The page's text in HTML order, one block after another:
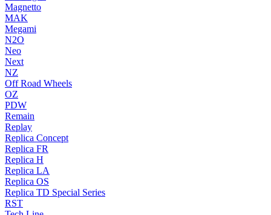
Magnetto
MAK
Megami
N2O
Neo
Next
NZ
Off Road Wheels
OZ
PDW
Remain
Replay
Replica Concept
Replica FR
Replica H
Replica LA
Replica OS
Replica TD Special Series
RST